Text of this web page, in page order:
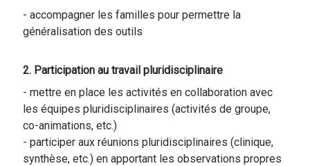
- accompagner les familles pour permettre la
généralisation des outils
2. Participation au travail pluridisciplinaire
- mettre en place les activités en collaboration avec
les équipes pluridisciplinaires (activités de groupe,
co-animations, etc.)
- participer aux réunions pluridisciplinaires (clinique,
synthèse, etc.) en apportant les observations propres